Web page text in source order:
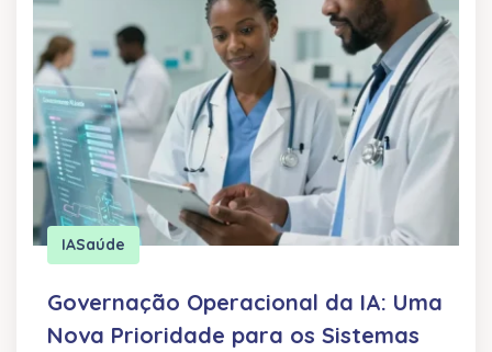
IASaúde
Governação Operacional da IA: Uma
Nova Prioridade para os Sistemas